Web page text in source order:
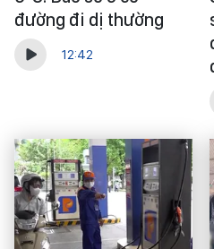
đường đi dị thường
12:42